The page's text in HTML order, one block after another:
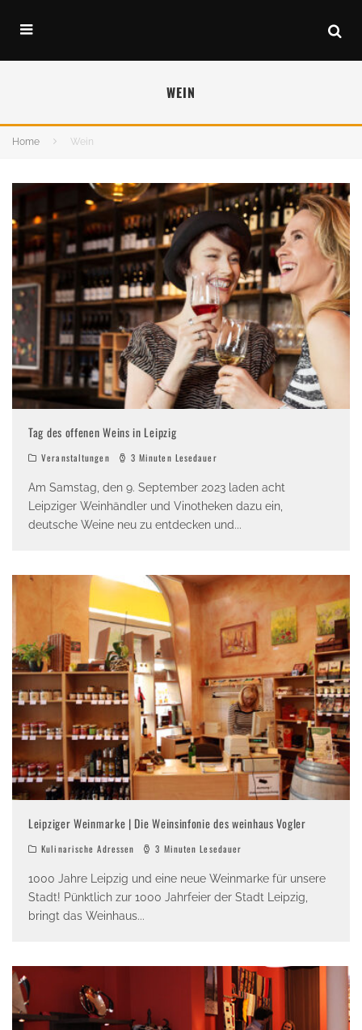
WEIN
Home Wein
Tag des offenen Weins in Leipzig
Veranstaltungen 3 Minuten Lesedauer
Am Samstag, den 9. September 2023 laden acht
Leipziger Weinhändler und Vinotheken dazu ein,
deutsche Weine neu zu entdecken und...
Leipziger Weinmarke | Die Weinsinfonie des weinhaus Vogler
Kulinarische Adressen 3 Minuten Lesedauer
1000 Jahre Leipzig und eine neue Weinmarke für unsere
Stadt! Pünktlich zur 1000 Jahrfeier der Stadt Leipzig,
bringt das Weinhaus...